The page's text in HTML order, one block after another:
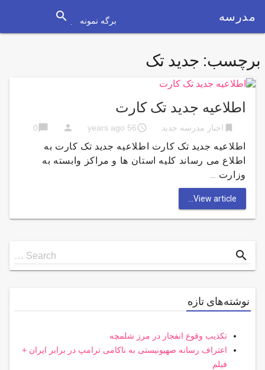
مدرسه برگه نمونه search
برچسب: جدید تک
اطلاعیه جدید تک کارت
bookmark اخبار مدرسه جدید access_time
56 years ago
person
chat_bubble
0
اطلاعیه جدید تک کارت اطلاعیه جدید تک کارت به
اطلاع می رساند کلیه استان ها و مراکز وابسته به
وزارت …
View article...
Search
for
Search … search
نوشته‌های تازه
تکذیب وقوع انفجار در مرز شلمچه
اعتراف رسانه صهیونیستی به ناکامی ترامپ در برابر ایران +
فیلم